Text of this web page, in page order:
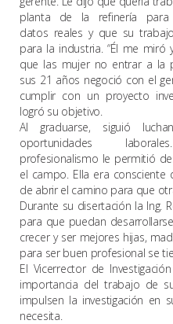
planta de la refinería para
datos reales y que su
para la industria. “Él me miró
que las mujer no entrar a la
sus 21 años negoció con el
cumplir con un proyecto
logró su objetivo.
Al graduarse, siguió
oportunidades
profesionalismo le permitió
el campo. Ella era
de abrir el camino para que
Durante su disertación la Ing.
para que puedan
crecer y ser mejores hijas,
para ser buen profesional se
El Vicerrector de
importancia del trabajo de
impulsen la investigación en
necesita.